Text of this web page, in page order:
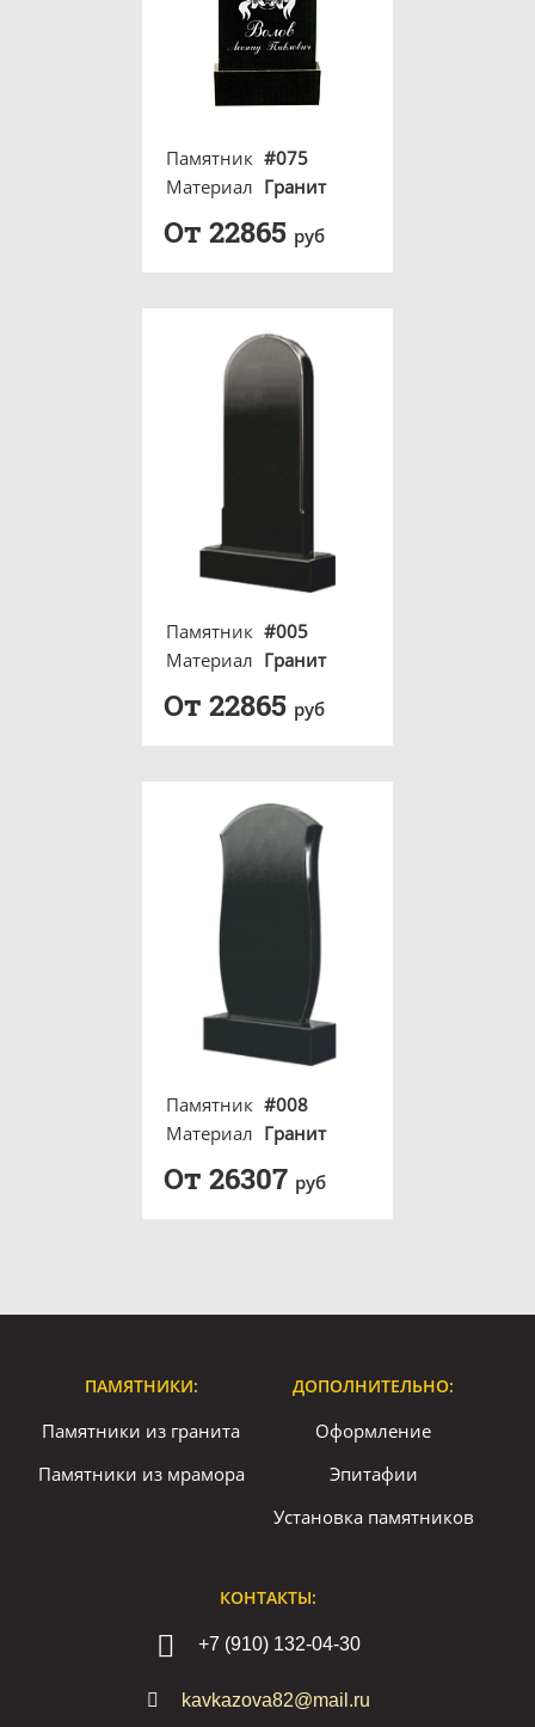
Памятник #075
Материал Гранит
От 22865 руб
Памятник #005
Материал Гранит
От 22865 руб
Памятник #008
Материал Гранит
От 26307 руб
ПАМЯТНИКИ:
Памятники из гранита
Памятники из мрамора
ДОПОЛНИТЕЛЬНО:
Оформление
Эпитафии
Установка памятников
КОНТАКТЫ:
+7 (910) 132-04-30
kavkazova82@mail.ru